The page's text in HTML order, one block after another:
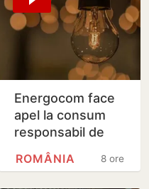
Energocom face
apel la consum
responsabil de
energie în orele
de vârfe vârf
8 ore
ROMÂNIA